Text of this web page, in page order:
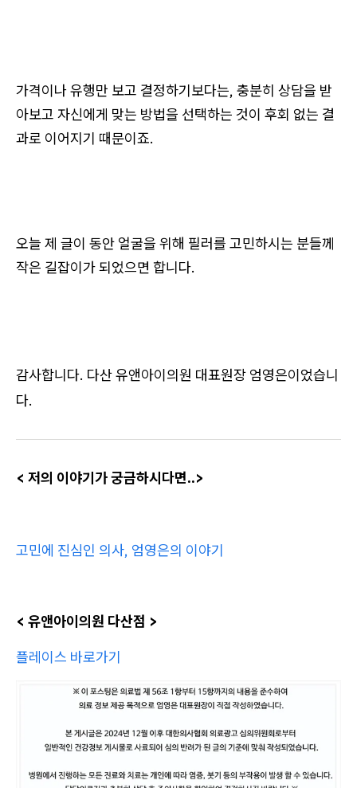
가격이나 유행만 보고 결정하기보다는, 충분히 상담을 받
아보고 자신에게 맞는 방법을 선택하는 것이 후회 없는 결
과로 이어지기 때문이죠.
오늘 제 글이 동안 얼굴을 위해 필러를 고민하시는 분들께
작은 길잡이가 되었으면 합니다.
감사합니다. 다산 유앤아이의원 대표원장 엄영은이었습니
다.
< 저의 이야기가 궁금하시다면..>
고민에 진심인 의사, 엄영은의 이야기
< 유앤아이의원 다산점 >
플레이스 바로가기